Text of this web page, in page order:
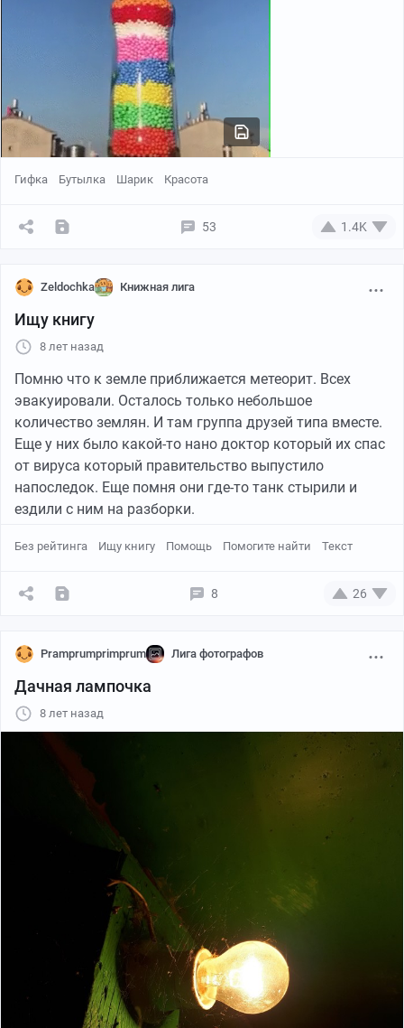
Гифка Бутылка Шарик Красота
53 1.4K
Zeldochka Книжная лига
Ищу книгу
8 лет назад
Помню что к земле приближается метеорит. Всех
эвакуировали. Осталось только небольшое
количество землян. И там группа друзей типа вместе.
Еще у них было какой-то нано доктор который их спас
от вируса который правительство выпустило
напоследок. Еще помня они где-то танк стырили и
ездили с ним на разборки.
Без рейтинга Ищу книгу Помощь Помогите найти Текст
8 26
Pramprumprimprum Лига фотографов
Дачная лампочка
8 лет назад